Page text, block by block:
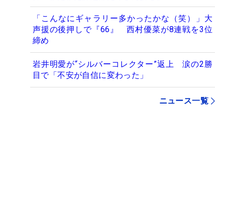
「こんなにギャラリー多かったかな（笑）」大
声援の後押しで『66』 西村優菜が8連戦を3位
締め
岩井明愛が“シルバーコレクター”返上 涙の2勝
目で「不安が自信に変わった」
ニュース一覧